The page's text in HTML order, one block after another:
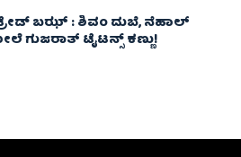
ಟ್ರೇಡ್‌ ಬಝ್ : ಶಿವಂ ದುಬೆ, ನೆಹಾಲ್
ಗುಜರಾತ್ ಟೈಟನ್ಸ್ ಕಣ್ಣು!